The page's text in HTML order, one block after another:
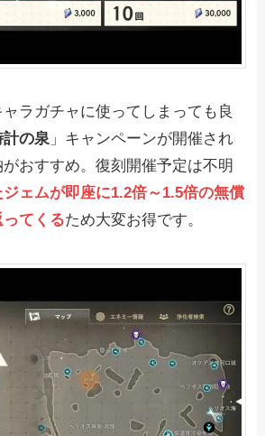
ラガチャに使ってしまっても良
計の泉 」キャンペーンが開催され
おすすめ。復刻開催予定は不明
ェムが即座に1.2倍～1.5倍の無償
てくるため大変お得です。